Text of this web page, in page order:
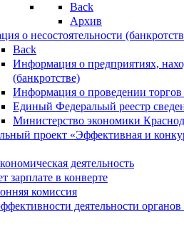
Back
Архив
о несостоятельности
Back
Информация о предприятиях,
(банкротстве)
Информация о проведении
Единый Федеральый реестр
Министерство экономики
проект «Эффективная и
деятельность
зарплате в конверте
комиссия
деятельности